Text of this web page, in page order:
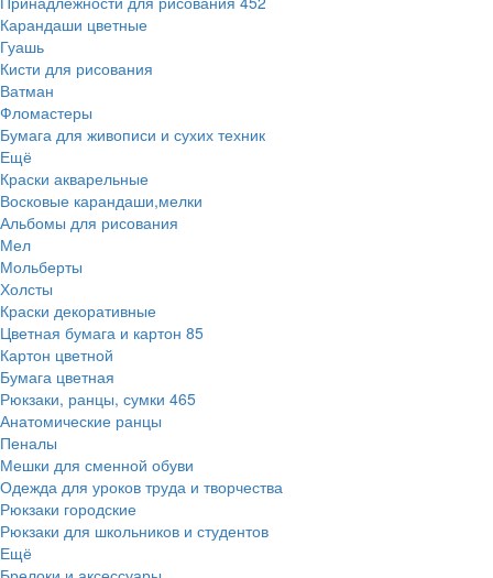
Карандаши цветные
Гуашь
Кисти для рисования
Ватман
Фломастеры
Бумага для живописи и сухих техник
Ещё
Краски акварельные
Восковые карандаши,мелки
Альбомы для рисования
Мел
Мольберты
Холсты
Краски декоративные
Цветная бумага и картон 85
Картон цветной
Бумага цветная
Рюкзаки, ранцы, сумки 465
Анатомические ранцы
Пеналы
Мешки для сменной обуви
Одежда для уроков труда и творчества
Рюкзаки городские
Рюкзаки для школьников и студентов
Ещё